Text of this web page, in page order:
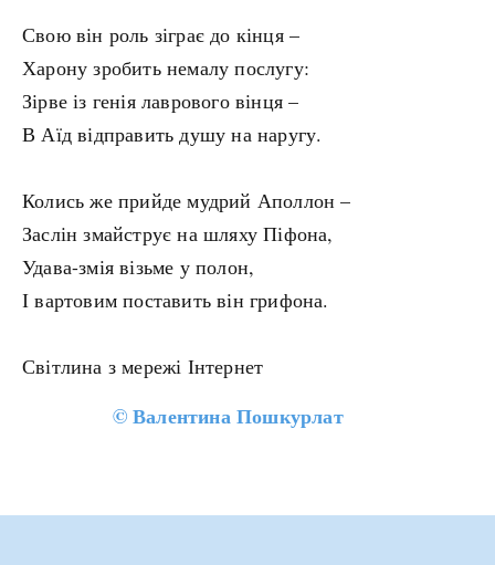
Свою він роль зіграє до кінця –
Харону зробить немалу послугу:
Зірве із генія лаврового вінця –
В Аїд відправить душу на наругу.
Колись же прийде мудрий Аполлон –
Заслін змайструє на шляху Піфона,
Удава-змія візьме у полон,
І вартовим поставить він грифона.
Світлина з мережі Інтернет
©Валентина Пошкурлат